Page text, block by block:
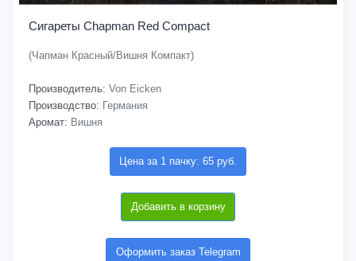
Сигареты Chapman Red Compact
(Чапман Красный/Вишня Компакт)
Производитель: Von Eicken
Производство: Германия
Аромат: Вишня
Цена за 1 пачку: 65 руб.
Добавить в корзину
Оформить заказ Telegram